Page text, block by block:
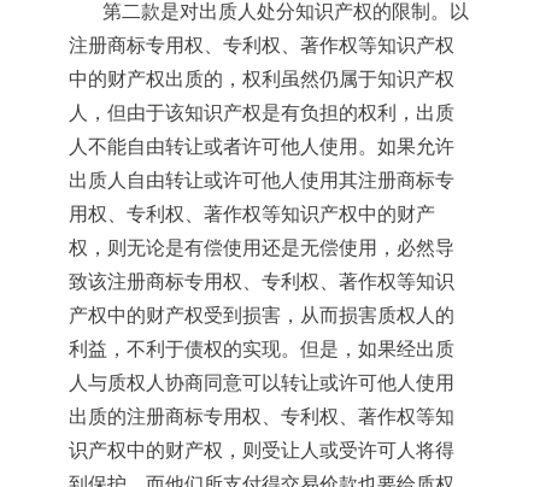
第二款是对出质人处分知识产权的限制。以
注册商标专用权、专利权、著作权等知识产权
中的财产权出质的，权利虽然仍属于知识产权
人，但由于该知识产权是有负担的权利，出质
人不能自由转让或者许可他人使用。如果允许
出质人自由转让或许可他人使用其注册商标专
用权、专利权、著作权等知识产权中的财产
权，则无论是有偿使用还是无偿使用，必然导
致该注册商标专用权、专利权、著作权等知识
产权中的财产权受到损害，从而损害质权人的
利益，不利于债权的实现。但是，如果经出质
人与质权人协商同意可以转让或许可他人使用
出质的注册商标专用权、专利权、著作权等知
识产权中的财产权，则受让人或受许可人将得